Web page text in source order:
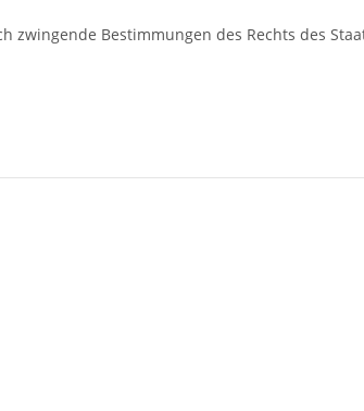
Bestimmungen des Rechts des